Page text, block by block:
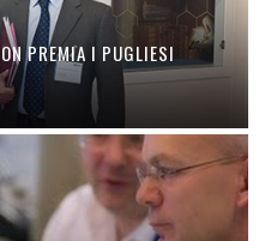
PREMIA I PUGLIESI